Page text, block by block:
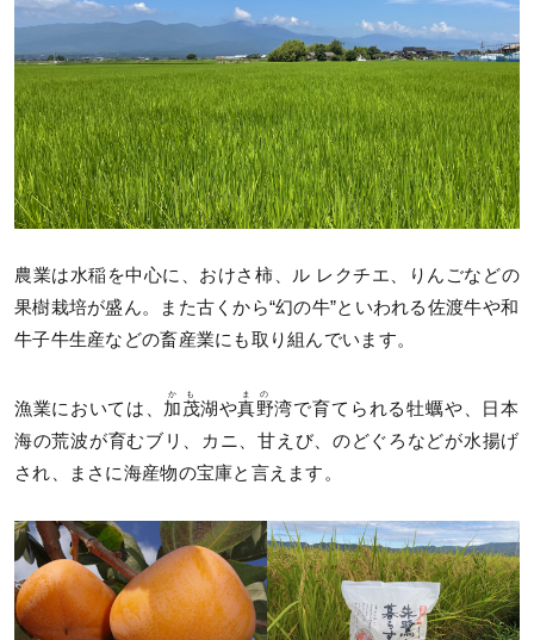
農業は水稲を中心に、おけさ柿、ル レクチエ、りんごなどの
果樹栽培が盛ん。また古くから“幻の牛”といわれる佐渡牛や和
牛子牛生産などの畜産業にも取り組んでいます。
漁業においては、 加茂
かも
湖や真野
まの
湾で育てられる牡蠣や、日本
海の荒波が育むブリ、カニ、甘えび、のどぐろなどが水揚げ
され、まさに海産物の宝庫と言えます。